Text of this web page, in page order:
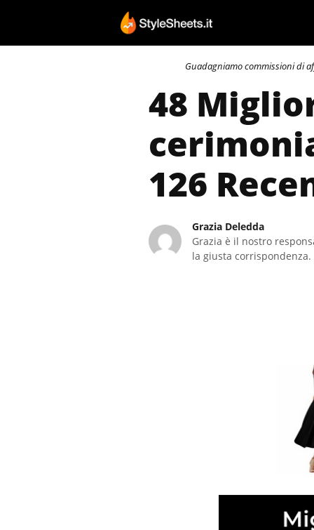
contenuto
Guadagniamo commissioni di
48
126
Grazia Deledda
Grazia è il nostro
la giusta